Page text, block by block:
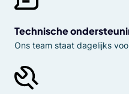
Technische
Ons team staat dagelijks